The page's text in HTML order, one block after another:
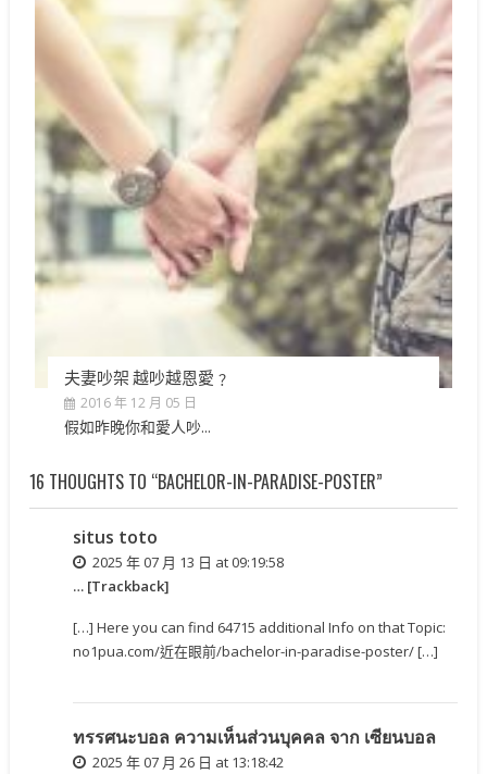
夫妻吵架 越吵越恩愛﹖
2016 年 12 月 05 日
假如昨晚你和愛人吵...
16 THOUGHTS TO “BACHELOR-IN-PARADISE-POSTER”
situs toto
2025 年 07 月 13 日 at 09:19:58
… [Trackback]
[…] Here you can find 64715 additional Info on that Topic:
no1pua.com/近在眼前/bachelor-in-paradise-poster/ […]
ทรรศนะบอล ความเห็นส่วนบุคคล จาก เซียนบอล
2025 年 07 月 26 日 at 13:18:42